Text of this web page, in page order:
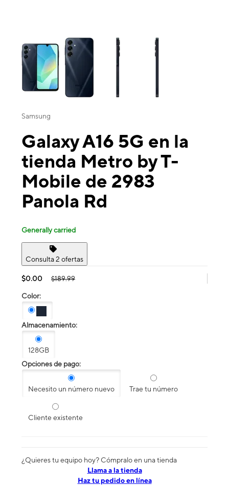
This carousel contains a column of small thumbnails. Selecting a
Samsung
Galaxy A16 5G en la
tienda Metro by T-
Mobile de 2983
Panola Rd
Generally carried
Consulta 2 ofertas
$0.00 $189.99
Color:
Almacenamiento:
128GB
Opciones de pago:
Necesito un número nuevo Trae tu número
Cliente existente
¿Quieres tu equipo hoy? Cómpralo en una tienda
​​​​​​​Llama a la tienda
Haz tu pedido en línea